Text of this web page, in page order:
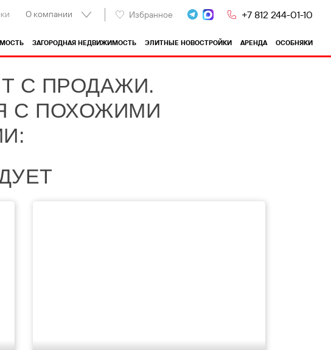
О компании Избранное +7 812 244-01-10
ЗАГОРОДНАЯ НЕДВИЖИМОСТЬ ЭЛИТНЫЕ НОВОСТРОЙКИ АРЕНДА ОСОБНЯКИ
С ПРОДАЖИ.
С ПОХОЖИМИ